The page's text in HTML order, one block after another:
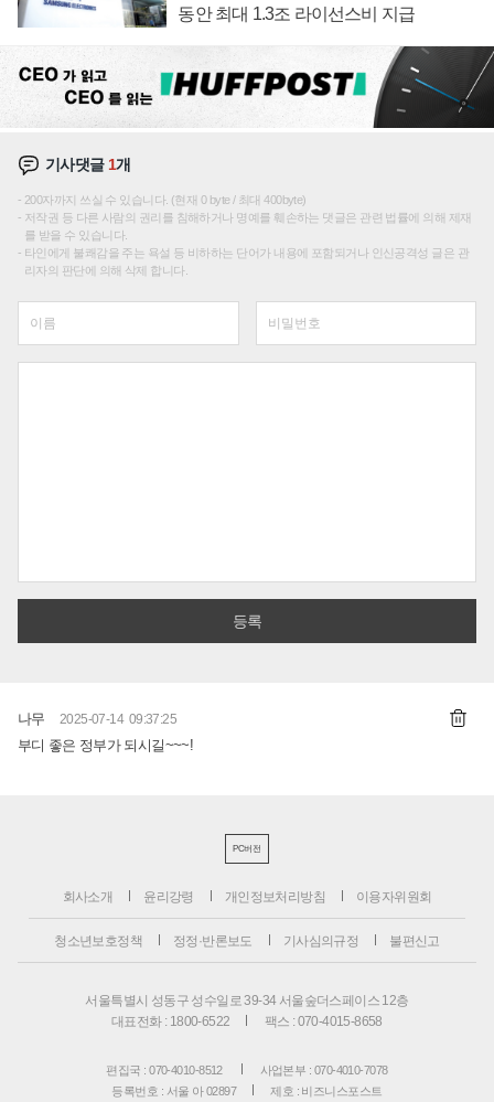
동안 최대 1.3조 라이선스비 지급
기사댓글1개
200자까지 쓰실 수 있습니다. (현재 0 byte / 최대 400byte)
저작권 등 다른 사람의 권리를 침해하거나 명예를 훼손하는 댓글은 관련 법률에 의해 제재
를 받을 수 있습니다.
타인에게 불쾌감을 주는 욕설 등 비하하는 단어가 내용에 포함되거나 인신공격성 글은 관
리자의 판단에 의해 삭제 합니다.
나무 2025-07-14 09:37:25
부디 좋은 정부가 되시길~~~!
PC버전
회사소개 윤리강령 개인정보처리방침 이용자위원회
청소년보호정책 정정·반론보도 기사심의규정 불편신고
서울특별시 성동구 성수일로 39-34 서울숲더스페이스 12층
대표전화 : 1800-6522
팩스 : 070-4015-8658
편집국 : 070-4010-8512
사업본부 : 070-4010-7078
등록번호 : 서울 아 02897
제호 : 비즈니스포스트